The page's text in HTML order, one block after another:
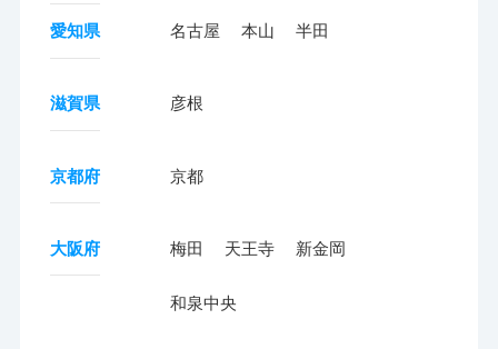
愛知県 名古屋 本山 半田
滋賀県 彦根
京都府 京都
大阪府 梅田 天王寺 新金岡
和泉中央